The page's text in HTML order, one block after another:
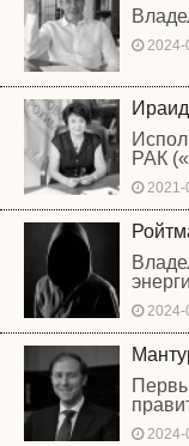
2024-
РАК
2021-
2024-
2024-